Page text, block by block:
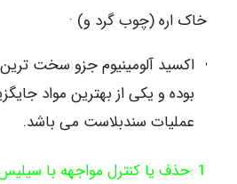
خاک اره (چوب گرد و) ·
اکسید آلومینیوم جزو سخت
بوده و یکی از بهترین مواد
عملیات سندبلاست می باشد.
1 :حذف یا کنترل مواجهه با سیلیس